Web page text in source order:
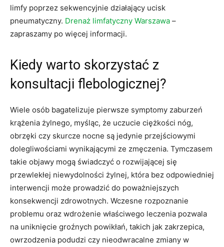
limfy poprzez sekwencyjnie działający ucisk
pneumatyczny. Drenaż limfatyczny Warszawa –
zapraszamy po więcej informacji.
Kiedy warto skorzystać z
konsultacji flebologicznej?
Wiele osób bagatelizuje pierwsze symptomy zaburzeń
krążenia żylnego, myśląc, że uczucie ciężkości nóg,
obrzęki czy skurcze nocne są jedynie przejściowymi
dolegliwościami wynikającymi ze zmęczenia. Tymczasem
takie objawy mogą świadczyć o rozwijającej się
przewlekłej niewydolności żylnej, która bez odpowiedniej
interwencji może prowadzić do poważniejszych
konsekwencji zdrowotnych. Wczesne rozpoznanie
problemu oraz wdrożenie właściwego leczenia pozwala
na uniknięcie groźnych powikłań, takich jak zakrzepica,
owrzodzenia podudzi czy nieodwracalne zmiany w